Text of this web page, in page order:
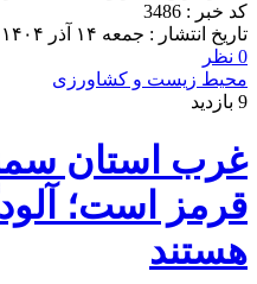
کد خبر : 3486
تاریخ انتشار : جمعه ۱۴ آذر ۱۴۰۴ - ۸:۵۵
0 نظر
محیط زیست و کشاورزی
9 بازدید
غرب استان
قرمز است؛
هستند